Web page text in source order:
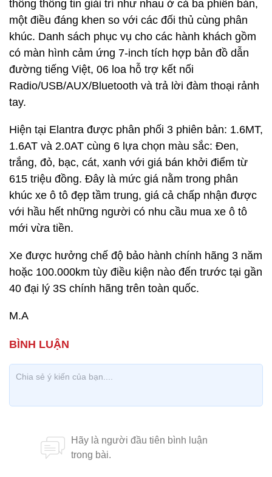
thống thông tin giải trí như nhau ở cả ba phiên bản,
một điều đáng khen so với các đối thủ cùng phân
khúc. Danh sách phục vụ cho các hành khách gồm
có màn hình cảm ứng 7-inch tích hợp bản đồ dẫn
đường tiếng Việt, 06 loa hỗ trợ kết nối
Radio/USB/AUX/Bluetooth và trả lời đàm thoại rảnh
tay.
Hiện tại Elantra được phân phối 3 phiên bản: 1.6MT,
1.6AT và 2.0AT cùng 6 lựa chọn màu sắc: Đen,
trắng, đỏ, bạc, cát, xanh với giá bán khởi điểm từ
615 triệu đồng. Đây là mức giá nằm trong phân
khúc xe ô tô đẹp tầm trung, giá cả chấp nhận được
với hầu hết những người có nhu cầu mua xe ô tô
mới vừa tiền.
Xe được hưởng chế độ bảo hành chính hãng 3 năm
hoặc 100.000km tùy điều kiện nào đến trước tại gần
40 đại lý 3S chính hãng trên toàn quốc.
M.A